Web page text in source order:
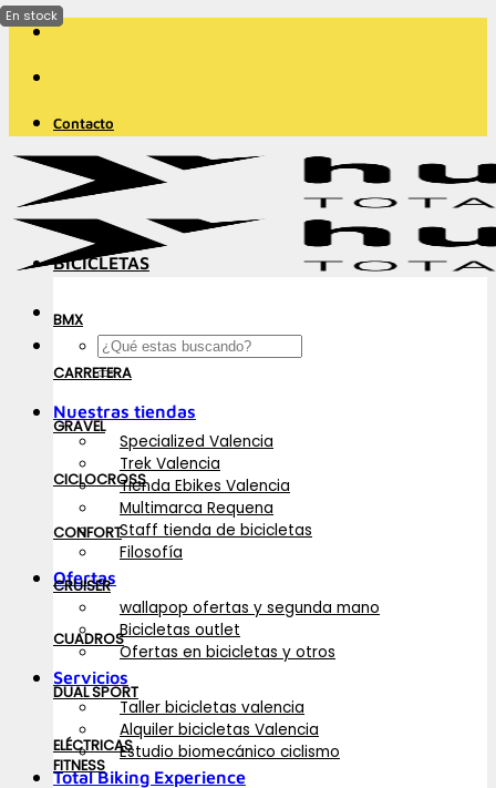
Saltar
contenido
Contacto
Buscar
por:
Nuestras tiendas
Specialized Valencia
Trek Valencia
Tienda Ebikes Valencia
Multimarca Requena
Staff tienda de bicicletas
Filosofía
Ofertas
wallapop ofertas y segunda mano
Bicicletas outlet
Ofertas en bicicletas y otros
Servicios
Taller bicicletas valencia
Alquiler bicicletas Valencia
Estudio biomecánico ciclismo
Total Biking Experience
BICICLETAS
BMX
CARRETERA
GRAVEL
CICLOCROSS
CONFORT
CRUISER
CUADROS
DUAL SPORT
ELÉCTRICAS
FITNESS